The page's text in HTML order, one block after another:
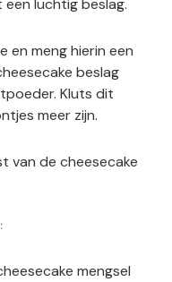
luchtig beslag.
en meng hierin een
beslag
Kluts dit
meer zijn.
van de cheesecake
mengsel